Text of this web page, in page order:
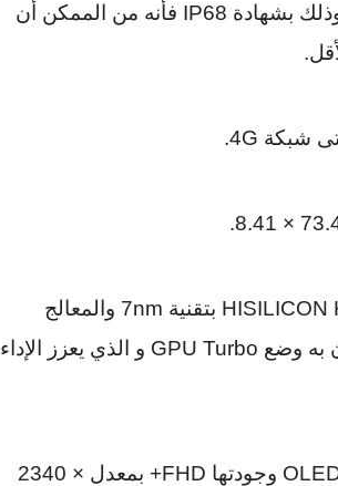
بشهادة IP68 فأنه من الممكن أن
شبكة 4G
.
8.41 ×
.
HISILICON بتقنية 7nm والمعالج
به وضع GPU Turbo و الذي يعزز الإداء
وجودتها +FHD بمعدل 2340 ×